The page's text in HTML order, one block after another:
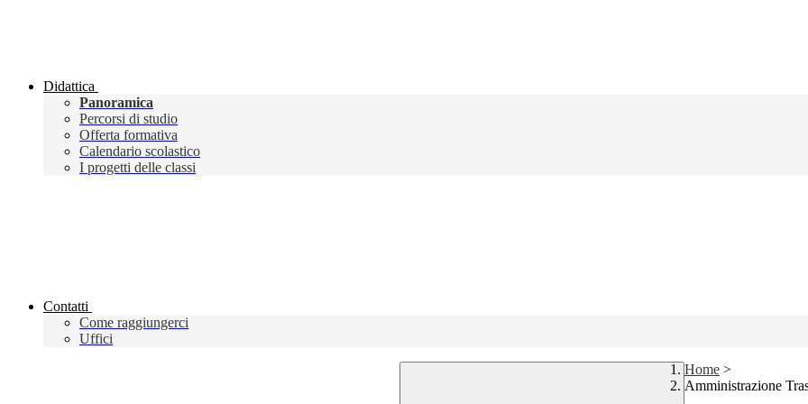
Didattica
Panoramica
Percorsi di studio
Offerta formativa
Calendario scolastico
I progetti delle classi
Contatti
Come raggiungerci
Uffici
Home >
Amministrazione